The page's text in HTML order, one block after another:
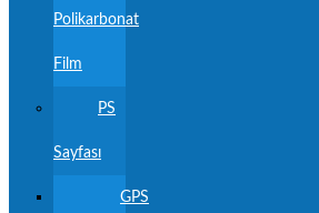
Polikarbonat
Film
PS
Sayfası
GPS